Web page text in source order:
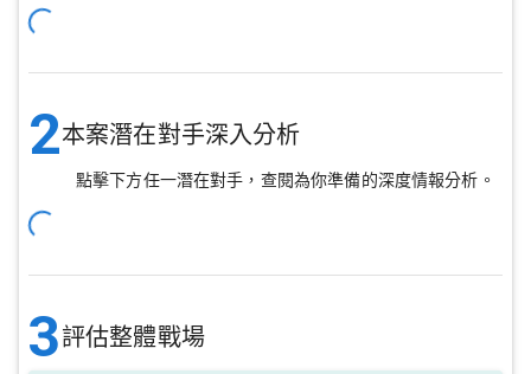
2本案潛在對手深入分析
點擊下方任一潛在對手，查閱為你準備的深度情報分析。
3評估整體戰場